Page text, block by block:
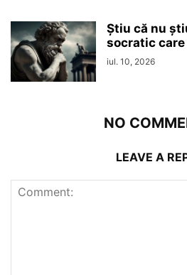
Ştiu că nu
socratic
iul. 10, 2026
NO
LEAVE A